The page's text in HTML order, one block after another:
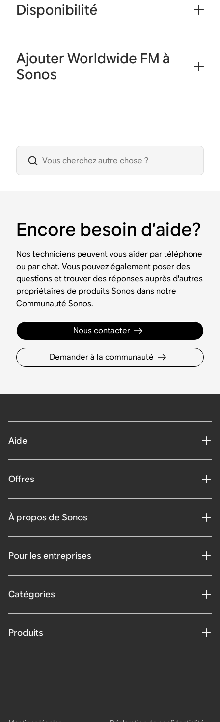
Disponibilité
Ajouter Worldwide FM à
Sonos
Encore besoin d’aide?
Nos techniciens peuvent vous aider par téléphone
ou par chat. Vous pouvez également poser des
questions et trouver des réponses auprès d'autres
propriétaires de produits Sonos dans notre
Communauté Sonos.
Nous contacter
Demander à la communauté
Aide
Offres
À propos de Sonos
Pour les entreprises
Catégories
Produits